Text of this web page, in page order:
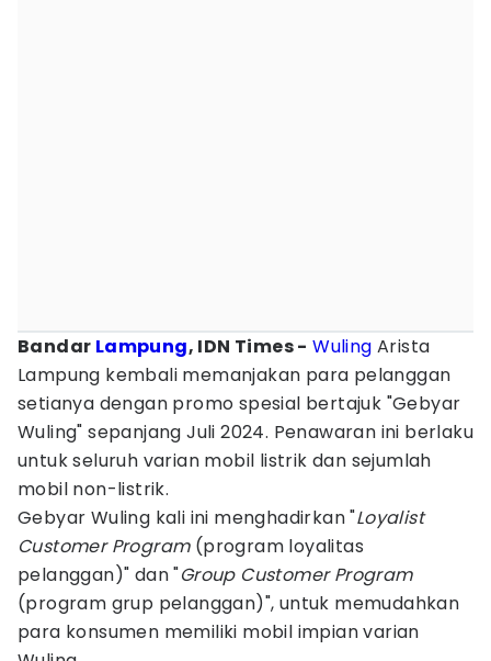
Bandar Lampung, IDN Times - Wuling Arista
Lampung kembali memanjakan para pelanggan
setianya dengan promo spesial bertajuk "Gebyar
Wuling" sepanjang Juli 2024. Penawaran ini berlaku
untuk seluruh varian mobil listrik dan sejumlah
mobil non-listrik.
Gebyar Wuling kali ini menghadirkan "Loyalist
Customer Program(program loyalitas
pelanggan)" dan "Group Customer Program
(program grup pelanggan)", untuk memudahkan
para konsumen memiliki mobil impian varian